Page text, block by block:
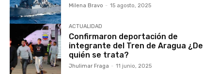
Milena Bravo - 15 agosto, 2025
ACTUALIDAD
Confirmaron deportación de
integrante del Tren de Aragua ¿De
quién se trata?
Jhulimar Fraga - 11 junio, 2025